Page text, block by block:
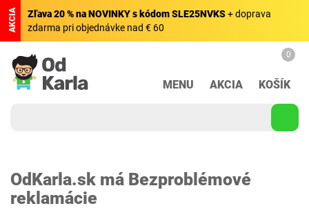
AKCIA Zľava 20 % na NOVINKY s kódom SLE25NVKS+ doprava
zdarma pri objednávke nad € 60
MENU AKCIA
0
KOŠÍK
OdKarla.sk má Bezproblémové
reklamácie